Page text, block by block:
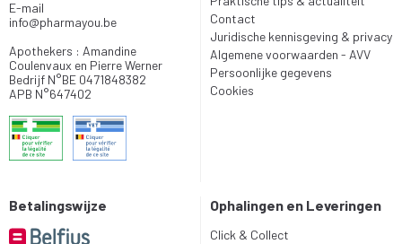
E-mail
info@pharmayou.be
Apothekers : Amandine
Coulenvaux en Pierre Werner
Bedrijf N°BE 0471848382
APB N°647402
Contact
Juridische kennisgeving & privacy
Algemene voorwaarden - AVV
Persoonlijke gegevens
Cookies
Betalingswijze Ophalingen en Leveringen
Click & Collect